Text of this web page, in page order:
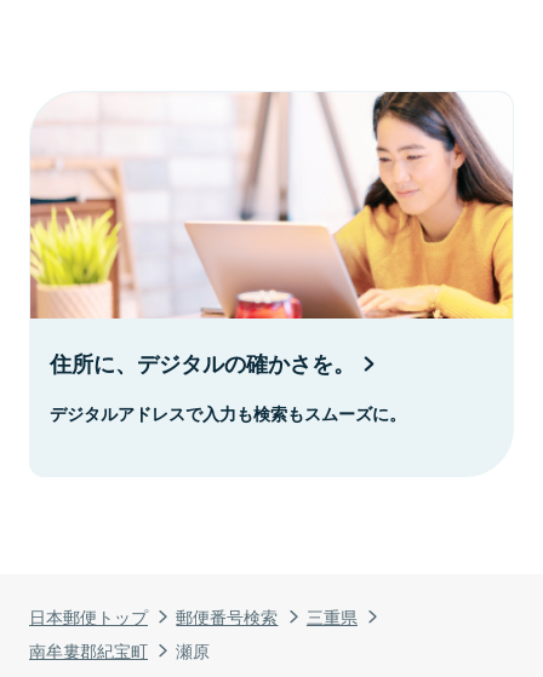
日本郵便トップ 郵便番号検索
三重県
南牟婁郡紀宝町
瀬原
住所に、デジタルの確かさを。
デジタルアドレスで入力も検索もスムーズに。